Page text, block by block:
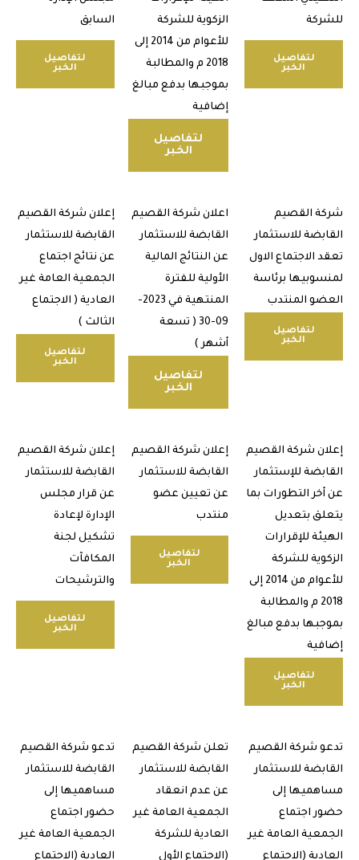
لتفاصيل
الزكوية للشركة
للأعوام من 2014 إلى
2018 م والمطالبة
بموجبها بدفع مبالغ
لتفاصيل
لتفاصيل
القصيم
للاستثمار
الاجتماع الاول
برئاسة
المنتدب
لتفاصيل
اعلان شركة القصيم
القابضة للاستثمار
عن النتائج المالية
الأولية للفترة
المنتهية في 2023-
09-30 ( تسعة
لتفاصيل
إعلان شركة القصيم
القابضة للاستثمار
عن نتائج اجتماع
الجمعية العامة غير
العادية ( الاجتماع
الثالث )
لتفاصيل
شركة القصيم
للإستثمار
التطورات بما
بتعديل
للإقرارات
للشركة
للأعوام من 2014 إلى
2018 م والمطالبة
بدفع مبالغ
لتفاصيل
إعلان شركة القصيم
القابضة للاستثمار
عن تعيين عضو
لتفاصيل
إعلان شركة القصيم
القابضة للاستثمار
عن قرار مجلس
الإدارة لإعادة
تشكيل لجنة
المكافآت
والترشيحات
لتفاصيل
شركة القصيم
للاستثمار
إلى
اجتماع
العامة غير
(الاجتماع
تعلن شركة القصيم
القابضة للاستثمار
عن عدم انعقاد
الجمعية العامة غير
العادية للشركة
(الاجتماع الأول
تدعو شركة القصيم
القابضة للاستثمار
مساهميها إلى
حضور اجتماع
الجمعية العامة غير
العادية (الاجتماع